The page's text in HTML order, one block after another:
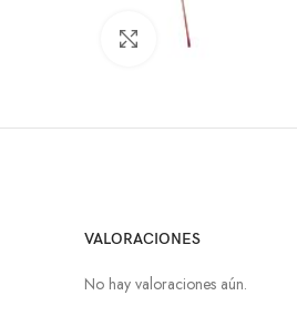
Click to enlarge
VALORACIONES
No hay valoraciones aún.